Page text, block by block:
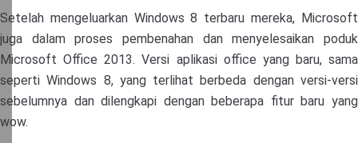
Setelah mengeluarkan Windows 8 terbaru mereka, Microsoft
juga dalam proses pembenahan dan menyelesaikan poduk
Microsoft Office 2013. Versi aplikasi office yang baru, sama
seperti Windows 8, yang terlihat berbeda dengan versi-versi
sebelumnya dan dilengkapi dengan beberapa fitur baru yang
wow.